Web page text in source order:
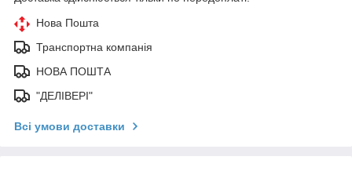
Нова Пошта
Транспортна компанія
НОВА ПОШТА
"ДЕЛІВЕРІ"
Всі умови доставки